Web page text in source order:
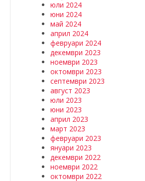
юли 2024
юни 2024
май 2024
април 2024
февруари 2024
декември 2023
ноември 2023
октомври 2023
септември 2023
август 2023
юли 2023
юни 2023
април 2023
март 2023
февруари 2023
януари 2023
декември 2022
ноември 2022
октомври 2022